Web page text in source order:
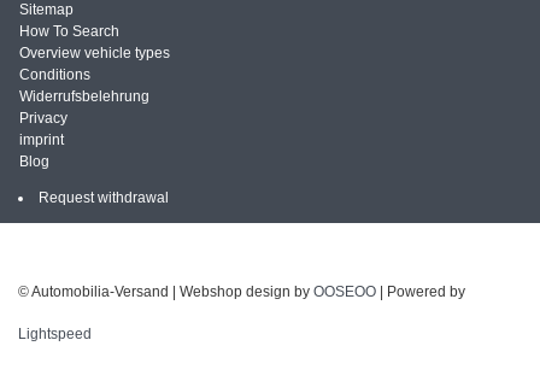
Sitemap
How To Search
Overview vehicle types
Conditions
Widerrufsbelehrung
Privacy
imprint
Blog
Request withdrawal
© Automobilia-Versand | Webshop design by OOSEOO | Powered by
Lightspeed